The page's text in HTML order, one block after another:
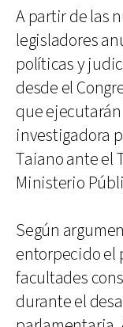
A partir de las
legisladores
políticas y
desde el
que
investigadora
Taiano ante el
Ministerio
Según
entorpecido el
facultades
durante el